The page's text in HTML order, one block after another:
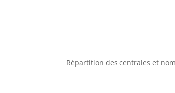
Répartition des centrales et